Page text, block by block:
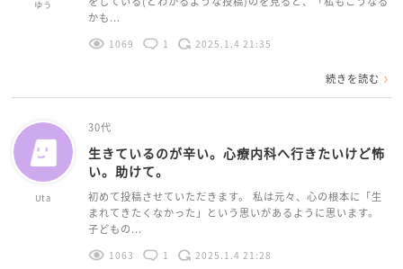
ゆう
かも...
1069 1 2025.1.4 21:35
続きを読む
Uta
30代
生きているのが辛い。心療内科へ行きたいけど怖
い。助けて。
初めて投稿させていただきます。 私は元々、心の根本に「生
まれてきたくなかった」という思いがあるように思います。
子どもの...
1063 1 2025.1.4 21:28